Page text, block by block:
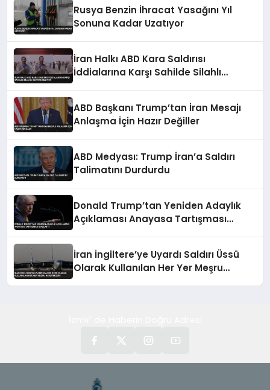
Rusya Benzin İhracat Yasağını Yıl
Sonuna Kadar Uzatıyor
İran Halkı ABD Kara Saldırısı
İddialarına Karşı Sahilde Silahlı
ABD Başkanı Trump’tan İran Mesajı
Anlaşma İçin Hazır Değiller
ABD Medyası: Trump İran’a Saldırı
Talimatını Durdurdu
Donald Trump’tan Yeniden Adaylık
Açıklaması Anayasa Tartışması
İran İngiltere’ye Uyardı Saldırı Üssü
Olarak Kullanılan Her Yer Meşru